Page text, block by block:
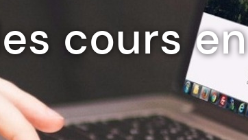
cours en